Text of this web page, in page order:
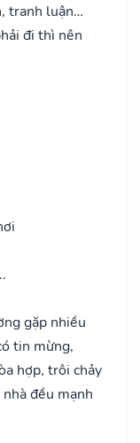
tranh luận…
đi thì nên
gặp nhiều
tin mừng,
hợp, trôi chảy
đều mạnh